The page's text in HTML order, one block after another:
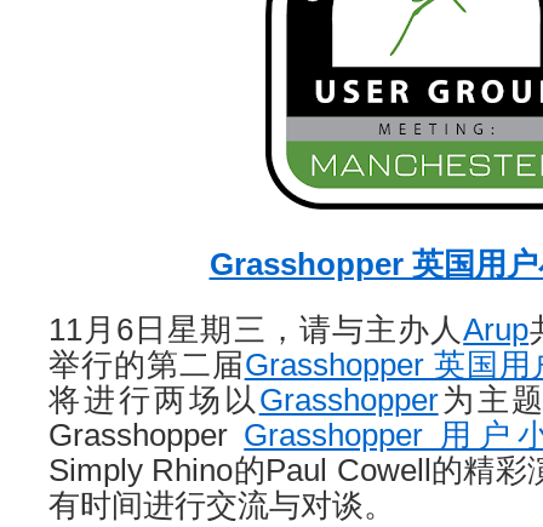
Grasshopper 英国用
11月6日星期三，请与主办人Arup
举行的第二届Grasshopper 英国
将进行两场以 Grasshopper为主
Grasshopper Grasshopper 用
Simply Rhino的Paul Cowell的精
有时间进行交流与对谈。